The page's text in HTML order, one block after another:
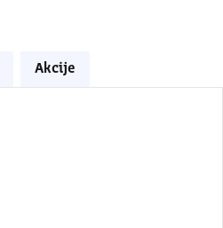
Akcije